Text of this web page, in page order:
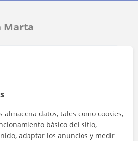
Marta
almacena datos, tales como cookies,
básico del sitio,
adaptar los anuncios y medir